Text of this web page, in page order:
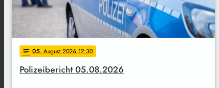
notes 05. August 2026 12:30
Polizeibericht 05.08.2026